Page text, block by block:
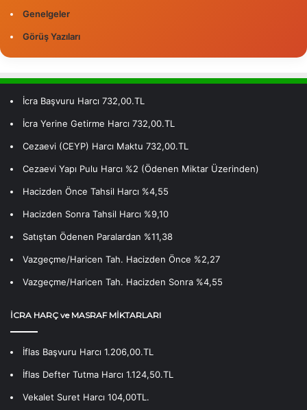
Genelgeler
Görüş Yazıları
İcra Başvuru Harcı 732,00.TL
İcra Yerine Getirme Harcı 732,00.TL
Cezaevi (CEYP) Harcı Maktu 732,00.TL
Cezaevi Yapı Pulu Harcı %2 (Ödenen Miktar Üzerinden)
Hacizden Önce Tahsil Harcı %4,55
Hacizden Sonra Tahsil Harcı %9,10
Satıştan Ödenen Paralardan %11,38
Vazgeçme/Haricen Tah. Hacizden Önce %2,27
Vazgeçme/Haricen Tah. Hacizden Sonra %4,55
İCRA HARÇ ve MASRAF MİKTARLARI
İflas Başvuru Harcı 1.206,00.TL
İflas Defter Tutma Harcı 1.124,50.TL
Vekalet Suret Harcı 104,00TL.